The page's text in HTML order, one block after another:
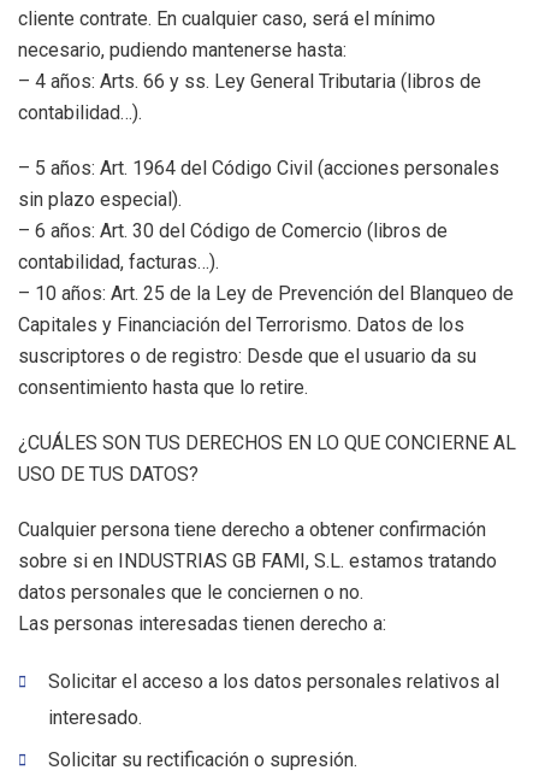
cliente contrate. En cualquier caso, será el mínimo
necesario, pudiendo mantenerse hasta:
– 4 años: Arts. 66 y ss. Ley General Tributaria (libros de
contabilidad…).
– 5 años: Art. 1964 del Código Civil (acciones personales
sin plazo especial).
– 6 años: Art. 30 del Código de Comercio (libros de
contabilidad, facturas…).
– 10 años: Art. 25 de la Ley de Prevención del Blanqueo de
Capitales y Financiación del Terrorismo. Datos de los
suscriptores o de registro: Desde que el usuario da su
consentimiento hasta que lo retire.
¿CUÁLES SON TUS DERECHOS EN LO QUE CONCIERNE AL
USO DE TUS DATOS?
Cualquier persona tiene derecho a obtener confirmación
sobre si en INDUSTRIAS GB FAMI, S.L. estamos tratando
datos personales que le conciernen o no.
Las personas interesadas tienen derecho a:
Solicitar el acceso a los datos personales relativos al
interesado.
Solicitar su rectificación o supresión.